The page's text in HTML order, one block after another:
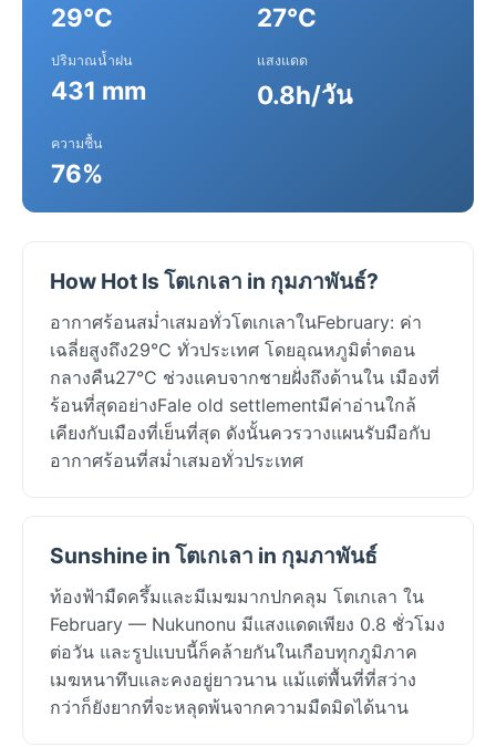
29°C 27°C
ปริมาณน้ำฝน
431 mm
แสงแดด
0.8h/วัน
ความชื้น
76%
How Hot Is โตเกเลา in กุมภาพันธ์?
อากาศร้อนสม่ำเสมอทั่วโตเกเลาในFebruary: ค่า
เฉลี่ยสูงถึง29°C ทั่วประเทศ โดยอุณหภูมิต่ำตอน
กลางคืน27°C ช่วงแคบจากชายฝั่งถึงด้านใน เมืองที่
ร้อนที่สุดอย่างFale old settlementมีค่าอ่านใกล้
เคียงกับเมืองที่เย็นที่สุด ดังนั้นควรวางแผนรับมือกับ
อากาศร้อนที่สม่ำเสมอทั่วประเทศ
Sunshine in โตเกเลา in กุมภาพันธ์
ท้องฟ้ามืดครึ้มและมีเมฆมากปกคลุม โตเกเลา ใน
February — Nukunonu มีแสงแดดเพียง 0.8 ชั่วโมง
ต่อวัน และรูปแบบนี้ก็คล้ายกันในเกือบทุกภูมิภาค
เมฆหนาทึบและคงอยู่ยาวนาน แม้แต่พื้นที่ที่สว่าง
กว่าก็ยังยากที่จะหลุดพ้นจากความมืดมิดได้นาน